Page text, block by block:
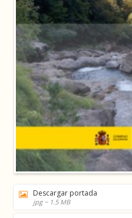
Descargar portada
jpg ~ 1.5 MB